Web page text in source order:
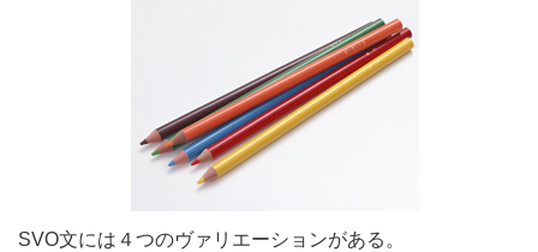
SVO文には４つのヴァリエーションがある。